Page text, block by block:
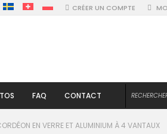
CRÉER UN COMPTE
FAQ CONTACT
EN VERRE ET ALUMINIUM À 4 VANTAUX